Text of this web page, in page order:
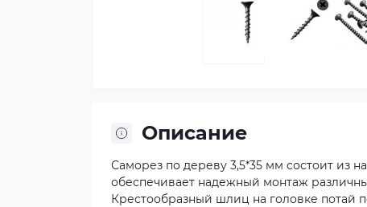
Описание
Саморез по дереву 3,5*35 мм состоит из
обеспечивает надежный монтаж
Крестообразный шлиц на головке потай